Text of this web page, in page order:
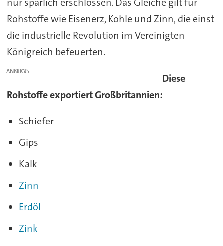
Rohstoffe wie Eisenerz, Kohle und Zinn, die einst
die industrielle Revolution im Vereinigten
Königreich befeuerten.
ANZEIGE
Diese
Rohstoffe exportiert Großbritannien:
Schiefer
Gips
Kalk
Zinn
Erdöl
Zink